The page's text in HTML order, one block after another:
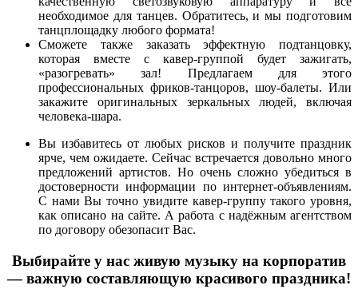
необходимое для танцев. Обратитесь, и мы подготовим
танцплощадку любого формата!
Сможете также заказать эффектную подтанцовку,
которая вместе с кавер-группой будет зажигать,
«разогревать» зал! Предлагаем для этого
профессиональных фриков-танцоров, шоу-балеты. Или
закажите оригинальных зеркальных людей, включая
человека-шара.
Вы избавитесь от любых рисков и получите праздник
ярче, чем ожидаете. Сейчас встречается довольно много
предложений артистов. Но очень сложно убедиться в
достоверности информации по интернет-объявлениям.
С нами Вы точно увидите кавер-группу такого уровня,
как описано на сайте. А работа с надёжным агентством
по договору обезопасит Вас.
Выбирайте у нас живую музыку на корпоратив
— важную составляющую красивого праздника!